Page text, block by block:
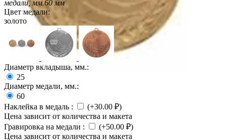
медали, мм.60 мм
Цвет медали:
золото
Диаметр вкладыша, мм.:
25
Диаметр медали, мм.:
60
Наклейка в медаль : (+30.00 ₽)
Цена зависит от количества и макета
Гравировка на медали : (+50.00 ₽)
Цена зависит от количества и макета